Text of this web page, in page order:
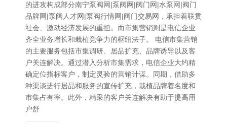
的进攻构成部分南宁泵阀网|泵阀网|阀门网|水泵网|阀门
品牌网|泵阀人才网|泵阀行情网|阀门交易网，承担着联贯
社会、激动经济发展的重担。而市集营销则是电信企业
齐全业务增长和栽植竞争力的枢纽法子。 电信市集营销
的主要服务包括市集调研、居品扩充、品牌诱导以及客
户关连解决。通过潜入分析市集需求，电信企业大约精
确定位指标客户，制定灵验的营销计谋。同期，借助多
种渠谈进行居品和服务的宣传扩充，栽植品牌着名度和
市集占有率。此外，精采的客户关连解决有助于提高用
户舒